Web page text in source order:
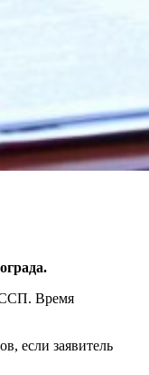
Время
если заявитель